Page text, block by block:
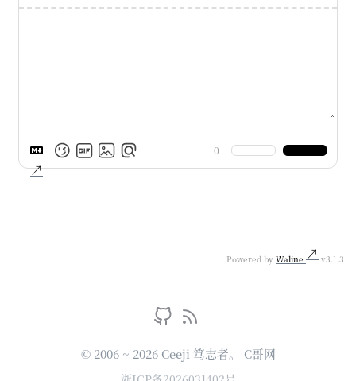
0
Powered by Waline v3.1.3
© 2006 ~ 2026 Ceeji 笃志者。 C哥网